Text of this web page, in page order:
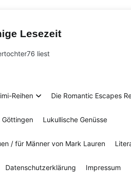
Lesezeit
liest
Reihen Die Romantic Escapes
Göttingen Lukullische Genüsse
/ für Männer von Mark Lauren
Datenschutzerklärung Impressum